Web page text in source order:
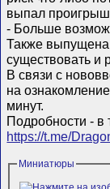
выпал
- Больше
Также выпущена
существовать и
В связи с
на
минут.
Подробности - в
https://t.me/
Миниатюры